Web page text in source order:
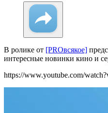
В ролике от [PROвсякое]
интересные новинки кино и
https://www.youtube.com/